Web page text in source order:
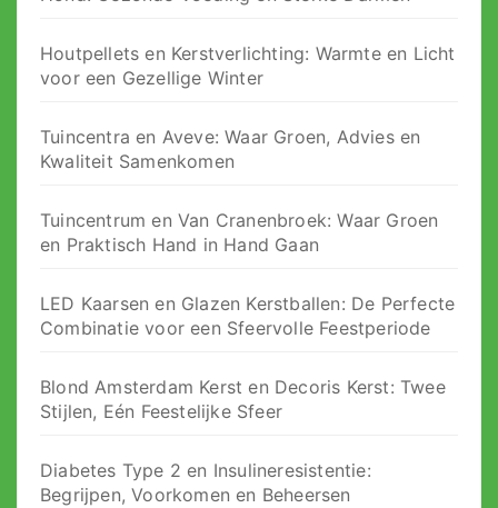
Houtpellets en Kerstverlichting: Warmte en Licht
voor een Gezellige Winter
Tuincentra en Aveve: Waar Groen, Advies en
Kwaliteit Samenkomen
Tuincentrum en Van Cranenbroek: Waar Groen
en Praktisch Hand in Hand Gaan
LED Kaarsen en Glazen Kerstballen: De Perfecte
Combinatie voor een Sfeervolle Feestperiode
Blond Amsterdam Kerst en Decoris Kerst: Twee
Stijlen, Eén Feestelijke Sfeer
Diabetes Type 2 en Insulineresistentie:
Begrijpen, Voorkomen en Beheersen